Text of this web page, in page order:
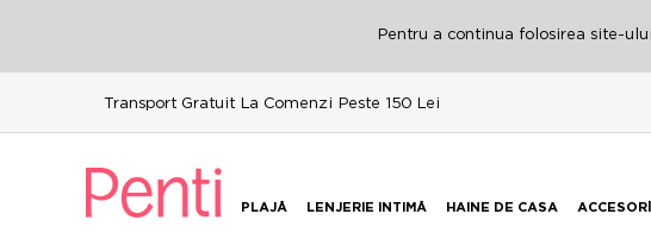
Pentru a continua folosirea site-
Transport Gratuit La Comenzi Peste 150 Lei
PLAJĂ LENJERIE INTIMĂ HAINE DE CASA ACCESORİİ